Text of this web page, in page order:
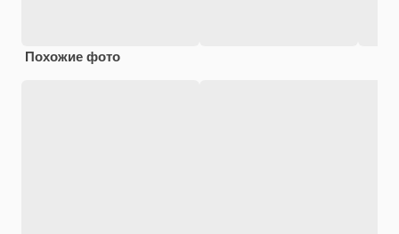
Похожие фото